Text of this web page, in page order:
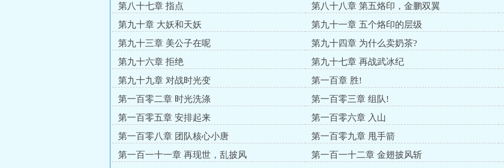
第八十七章 指点
第八十八章 第五烙印，金鹏双翼
第九十章 大妖和天妖
第九十一章 五个烙印的层级
第九十三章 美公子在呢
第九十四章 为什么卖奶茶?
第九十六章 拒绝
第九十七章 再战武冰纪
第九十九章 对战时光变
第一百章 胜!
第一百零二章 时光洗涤
第一百零三章 组队!
第一百零五章 安排起来
第一百零六章 入山
第一百零八章 团队核心小唐
第一百零九章 甩手箭
第一百一十一章 再现世，乱披风
第一百一十二章 金翅披风斩